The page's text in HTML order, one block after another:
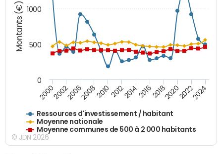
Montants (€)
Ressources d'investissement / habitant
Moyenne nationale
Moyenne communes de 500 à 2 000 habitants
200020022006200820102012201420162018202020222024
0
500
1000
© JDN 2026